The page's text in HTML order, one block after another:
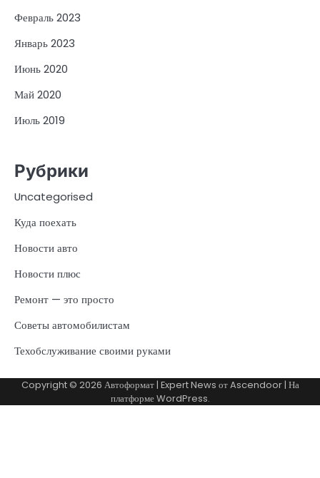
Февраль 2023
Январь 2023
Июнь 2020
Май 2020
Июль 2019
Рубрики
Uncategorised
Куда поехать
Новости авто
Новости плюс
Ремонт — это просто
Советы автомобилистам
Техобслуживание своими руками
Copyright © 2026 Автоформат| Expert News отAscendoor| На
платформеWordPress.